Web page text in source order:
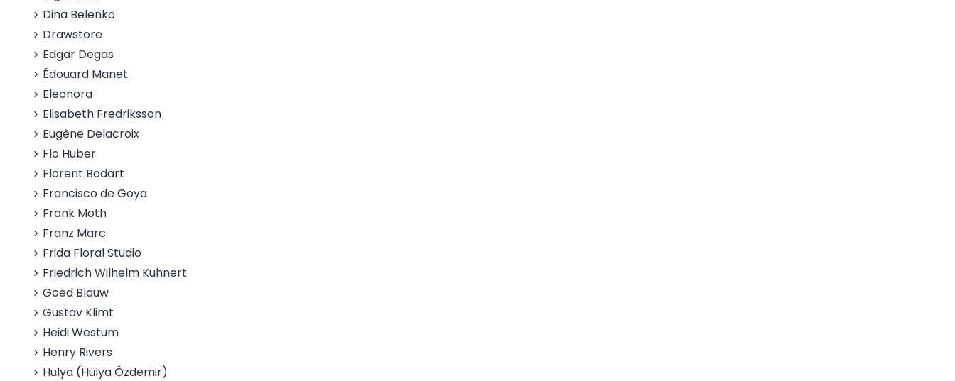
Dina Belenko
Drawstore
Edgar Degas
Édouard Manet
Eleonora
Elisabeth Fredriksson
Eugène Delacroix
Flo Huber
Florent Bodart
Francisco de Goya
Frank Moth
Franz Marc
Frida Floral Studio
Friedrich Wilhelm Kuhnert
Goed Blauw
Gustav Klimt
Heidi Westum
Henry Rivers
Hülya (Hülya Özdemir)